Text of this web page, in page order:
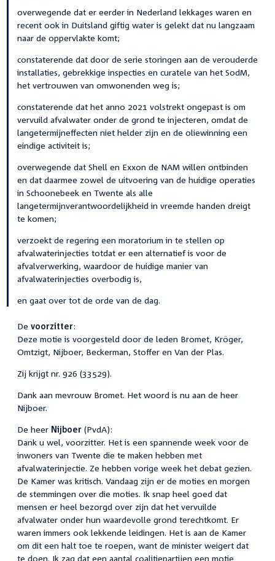
overwegende dat er eerder in Nederland lekkages waren en
recent ook in Duitsland giftig water is gelekt dat nu langzaam
naar de oppervlakte komt;
constaterende dat door de serie storingen aan de verouderde
installaties, gebrekkige inspecties en curatele van het SodM,
het vertrouwen van omwonenden weg is;
constaterende dat het anno 2021 volstrekt ongepast is om
vervuild afvalwater onder de grond te injecteren, omdat de
langetermijneffecten niet helder zijn en de oliewinning een
eindige activiteit is;
overwegende dat Shell en Exxon de NAM willen ontbinden
en dat daarmee zowel de uitvoering van de huidige operaties
in Schoonebeek en Twente als alle
langetermijnverantwoordelijkheid in vreemde handen dreigt
te komen;
verzoekt de regering een moratorium in te stellen op
afvalwaterinjecties totdat er een alternatief is voor de
afvalverwerking, waardoor de huidige manier van
afvalwaterinjecties overbodig is,
en gaat over tot de orde van de dag.
De voorzitter:
Deze motie is voorgesteld door de leden Bromet, Kröger,
Omtzigt, Nijboer, Beckerman, Stoffer en Van der Plas.
Zij krijgt nr. 926 (33529).
Dank aan mevrouw Bromet. Het woord is nu aan de heer
Nijboer.
De heer Nijboer (PvdA):
Dank u wel, voorzitter. Het is een spannende week voor de
inwoners van Twente die te maken hebben met
afvalwaterinjectie. Ze hebben vorige week het debat gezien.
De Kamer was kritisch. Vandaag zijn er de moties en morgen
de stemmingen over die moties. Ik snap heel goed dat
mensen er heel bezorgd over zijn dat het vervuilde
afvalwater onder hun waardevolle grond terechtkomt. Er
waren immers ook lekkende leidingen. Het is aan de Kamer
om dit een halt toe te roepen, want de minister weigert dat
te doen. Ik zag dat een aantal coalitiepartijen een motie